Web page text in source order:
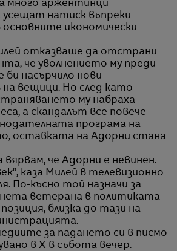
много аржентинци
натиск въпреки
икономически
отказваше да отстрани
че уволнението му преди
би насърчило нови
на вещици. Но след като
му набраха
а скандалът все повече
програма на
оставката на Адорни стана
вярвам, че Адорни е невинен.
каза Милей в телевизионно
По-късно той назначи за
ветерана в политиката
близка до тази на
за падането си в писмо
в X в събота вечер.